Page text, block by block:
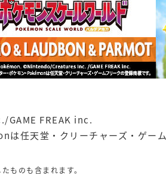
FREAK inc.
は任天堂・クリーチャーズ・ゲー
ものも含まれます。